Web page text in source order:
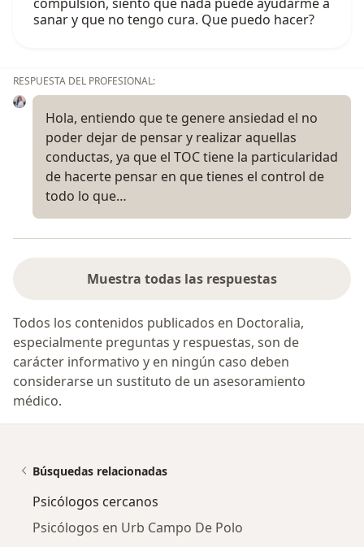
sanar y que no tengo cura. Que puedo hacer?
RESPUESTA DEL PROFESIONAL:
Hola, entiendo que te genere ansiedad el no
poder dejar de pensar y realizar aquellas
conductas, ya que el TOC tiene la particularidad
de hacerte pensar en que tienes el control de
todo lo que…
Muestra todas las respuestas
Todos los contenidos publicados en Doctoralia,
especialmente preguntas y respuestas, son de
carácter informativo y en ningún caso deben
considerarse un sustituto de un asesoramiento
médico.
Búsquedas relacionadas
Psicólogos cercanos
Psicólogos en Urb Campo De Polo